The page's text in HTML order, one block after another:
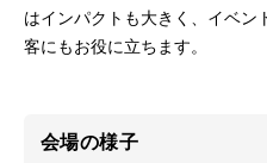
はインパクトも大きく、イベン
客にもお役に立ちます。
会場の様子